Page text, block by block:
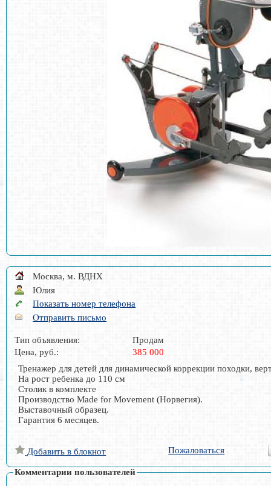
Москва, м. ВДНХ
Юлия
Показать номер телефона
Отправить письмо
Тип объявления:
Продам
Цена, руб.:
385 000
Тренажер для детей для динамической коррекции походки,
На рост ребенка до 110 см
Столик в комплекте
Производство Made for Movement (Норвегия).
Выставочный образец.
Гарантия 6 месяцев.
Добавить в блокнот Пожаловаться
Комментарии пользователей